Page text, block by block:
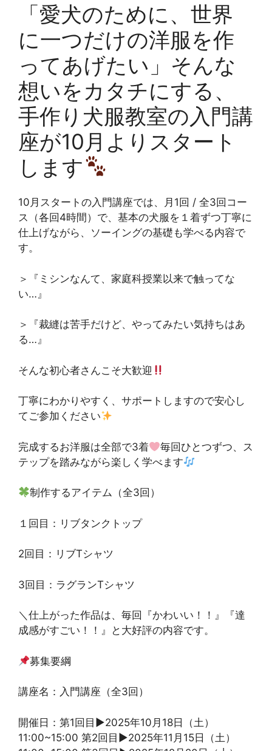
「愛犬のために、世界
に一つだけの洋服を作
ってあげたい」そんな
想いをカタチにする、
手作り犬服教室の入門講
座が10月よりスタート
します
10月スタートの入門講座では、月1回 / 全3回コー
ス（各回4時間）で、基本の犬服を１着ずつ丁寧に
仕上げながら、ソーイングの基礎も学べる内容で
す。
＞『ミシンなんて、家庭科授業以来で触ってな
い…』
＞『裁縫は苦手だけど、やってみたい気持ちはあ
る…』
そんな初心者さんこそ大歓迎
丁寧にわかりやすく、サポートしますので安心し
てご参加ください
完成するお洋服は全部で3着
毎回ひとつずつ、ス
テップを踏みながら楽しく学べます
制作するアイテム（全3回）
１回目：リブタンクトップ
2回目：リブTシャツ
3回目：ラグランTシャツ
＼仕上がった作品は、毎回『かわいい！！』『達
成感がすごい！！』と大好評の内容です。
募集要綱
講座名：入門講座（全3回）
開催日：第1回目▶︎2025年10月18日（土）
11:00~15:00 第2回目▶︎2025年11月15日（土）